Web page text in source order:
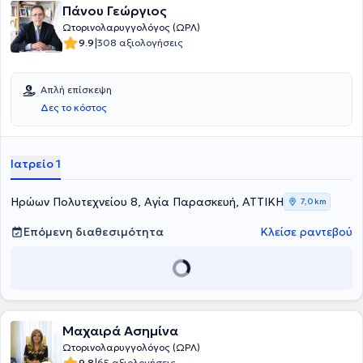
Πάνου Γεώργιος
Ωτορινολαρυγγολόγος (ΩΡΛ)
9.9|308 αξιολογήσεις
Απλή επίσκεψη
Δες το κόστος
Ιατρείο 1
Ηρώων Πολυτεχνείου 8, Αγία Παρασκευή, ΑΤΤΙΚΗ 7,0 km
Επόμενη διαθεσιμότητα Κλείσε ραντεβού
Μαχαιρά Ασημίνα
Ωτορινολαρυγγολόγος (ΩΡΛ)